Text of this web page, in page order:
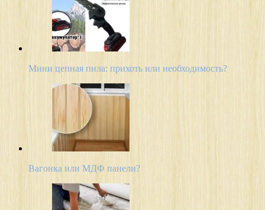
Мини цепная пила: прихоть или необходимость?
Вагонка или МДФ панели?